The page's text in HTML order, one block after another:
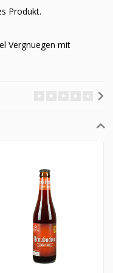
Produkt.
Vergnuegen mit